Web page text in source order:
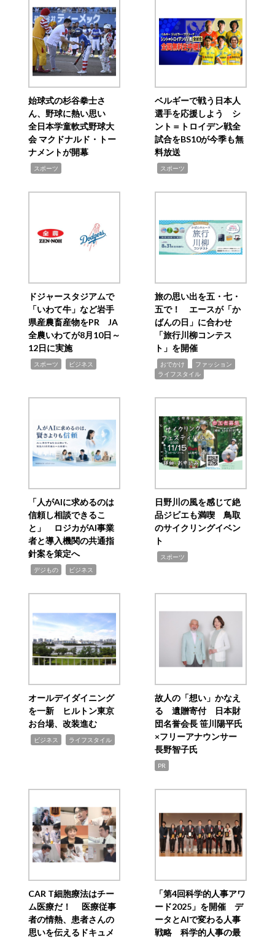
始球式の杉谷拳士さ
ん、野球に熱い思い
全日本学童軟式野球大
会 マクドナルド・トー
ナメントが開幕
スポーツ
ベルギーで戦う日本人
選手を応援しよう シ
ント＝トロイデン戦全
試合をBS10が今季も無
料放送
スポーツ
ドジャースタジアムで
「いわて牛」など岩手
県産農畜産物をPR JA
全農いわてが8月10日～
12日に実施
スポーツ ビジネス
旅の思い出を五・七・
五で！ エースが「か
ばんの日」に合わせ
「旅行川柳コンテス
ト」を開催
おでかけ ファッション
ライフスタイル
「人がAIに求めるのは
信頼し相談できるこ
と」 ロジカがAI事業
者と導入機関の共通指
針案を策定へ
デジもの ビジネス
日野川の風を感じて絶
品ジビエも満喫 鳥取
のサイクリングイベン
ト
スポーツ
オールデイダイニング
を一新 ヒルトン東京
お台場、改装進む
ビジネス ライフスタイル
故人の「想い」かなえ
る 遺贈寄付 日本財
団名誉会長 笹川陽平氏
×フリーアナウンサー
長野智子氏
PR
CAR T細胞療法はチー
ム医療だ！ 医療従事
者の情熱、患者さんの
思いを伝えるドキュメ
「第4回科学的人事アワ
ード2025」を開催 デ
ータとAIで変わる人事
戦略 科学的人事の最